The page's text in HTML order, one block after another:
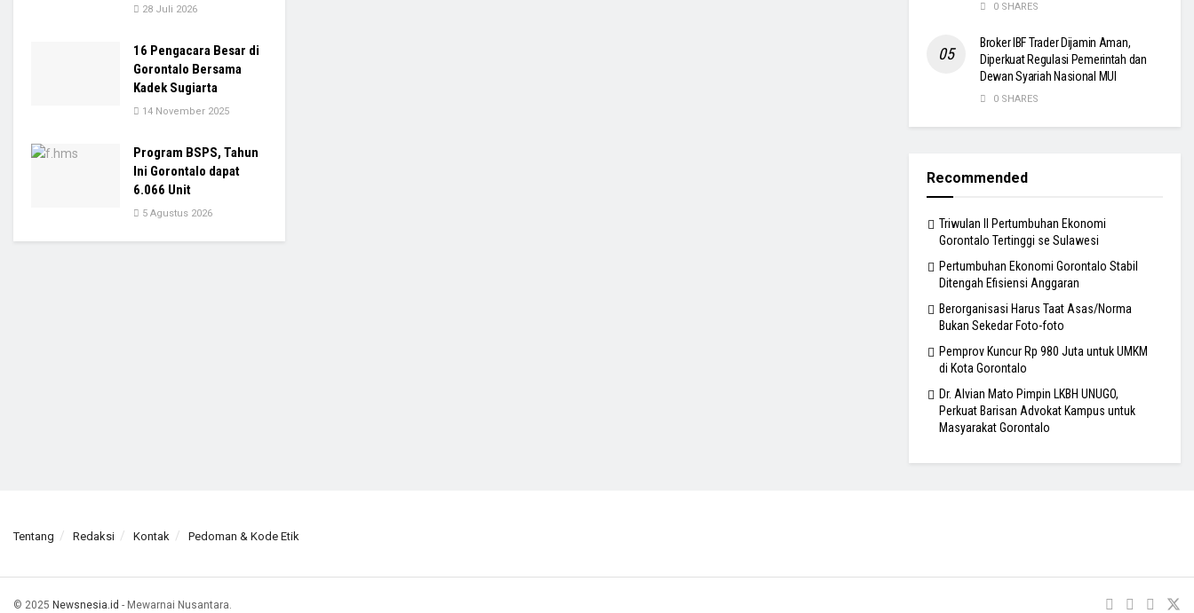
28 Juli 2026
16 Pengacara Besar di
Gorontalo Bersama
Kadek Sugiarta
14 November 2025
Program BSPS, Tahun
Ini Gorontalo dapat
6.066 Unit
5 Agustus 2026
0 SHARES
Broker IBF Trader Dijamin Aman,
Diperkuat Regulasi Pemerintah dan
Dewan Syariah Nasional MUI
0 SHARES
Recommended
Triwulan II Pertumbuhan Ekonomi
Gorontalo Tertinggi se Sulawesi
Pertumbuhan Ekonomi Gorontalo Stabil
Ditengah Efisiensi Anggaran
Berorganisasi Harus Taat Asas/Norma
Bukan Sekedar Foto-foto
Pemprov Kuncur Rp 980 Juta untuk UMKM
di Kota Gorontalo
Dr. Alvian Mato Pimpin LKBH UNUGO,
Perkuat Barisan Advokat Kampus untuk
Masyarakat Gorontalo
Tentang Redaksi Kontak Pedoman & Kode Etik
© 2025 Newsnesia.id - Mewarnai Nusantara.